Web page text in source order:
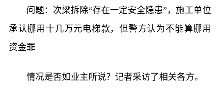
问题：次梁拆除“存在一定安全隐患”，施工单位
承认挪用十几万元电梯款，但警方认为不能算挪用
资金罪
情况是否如业主所说？记者采访了相关各方。